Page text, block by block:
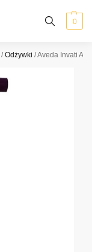
0
/Odżywki /Aveda Invati